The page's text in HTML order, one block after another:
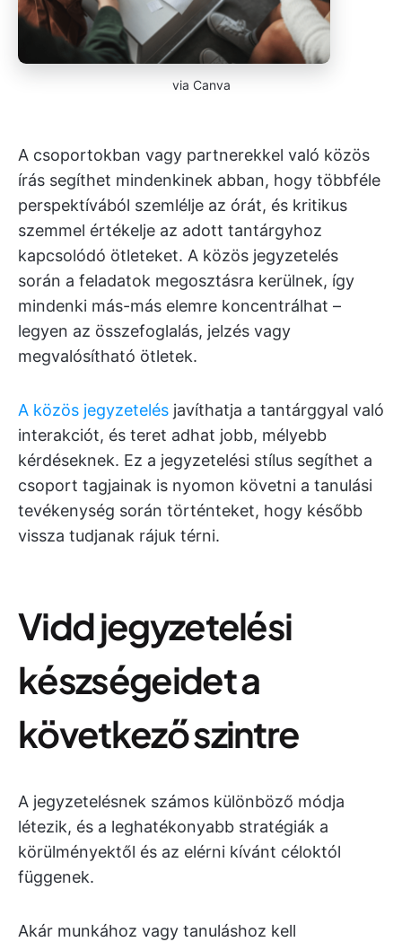
via Canva
A csoportokban vagy partnerekkel való közös
írás segíthet mindenkinek abban, hogy többféle
perspektívából szemlélje az órát, és kritikus
szemmel értékelje az adott tantárgyhoz
kapcsolódó ötleteket. A közös jegyzetelés
során a feladatok megosztásra kerülnek, így
mindenki más-más elemre koncentrálhat –
legyen az összefoglalás, jelzés vagy
megvalósítható ötletek.
A közös jegyzetelés javíthatja a tantárggyal való
interakciót, és teret adhat jobb, mélyebb
kérdéseknek. Ez a jegyzetelési stílus segíthet a
csoport tagjainak is nyomon követni a tanulási
tevékenység során történteket, hogy később
vissza tudjanak rájuk térni.
Vidd jegyzetelési
készségeidet a
következő szintre
A jegyzetelésnek számos különböző módja
létezik, és a leghatékonyabb stratégiák a
körülményektől és az elérni kívánt céloktól
függenek.
Akár munkához vagy tanuláshoz kell